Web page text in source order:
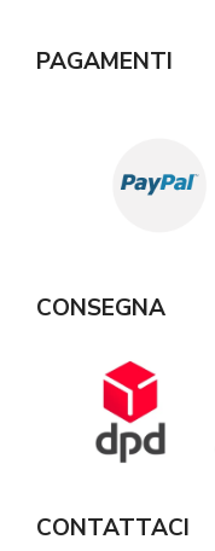
PAGAMENTI
CONSEGNA
CONTATTACI